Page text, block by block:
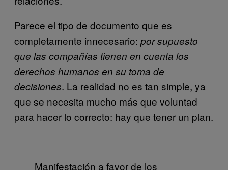
Parece el tipo de documento que es
completamente innecesario: por supuesto
que las compañías tienen en cuenta los
derechos humanos en su toma de
decisiones. La realidad no es tan simple, ya
que se necesita mucho más que voluntad
para hacer lo correcto: hay que tener un plan.
Manifestación a favor de los